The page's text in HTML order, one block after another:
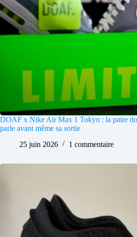
DOAF x Nike Air Max 1 Tokyo : la paire
parle avant même sa sortie
25 juin 2026
1 commentaire